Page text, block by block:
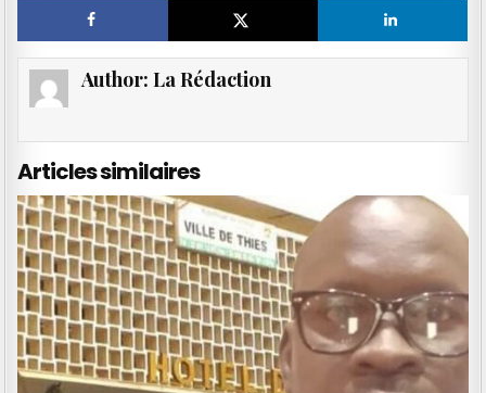
Author: La Rédaction
Articles similaires